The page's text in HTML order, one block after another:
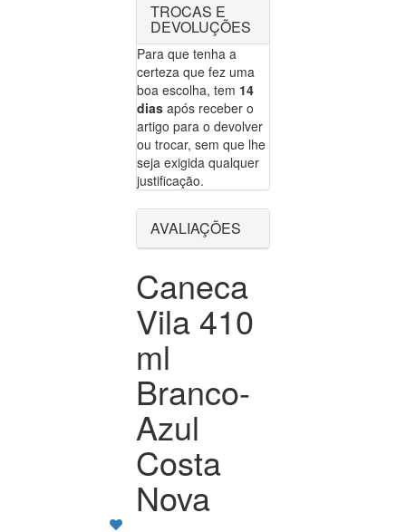
TROCAS E
DEVOLUÇÕES
Para que tenha a
certeza que fez uma
boa escolha, tem 14
dias após receber o
artigo para o devolver
ou trocar, sem que lhe
seja exigida qualquer
justificação.
AVALIAÇÕES
Caneca
Vila 410
ml
Branco-
Azul
Costa
Nova